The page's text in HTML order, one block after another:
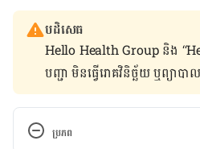
បដិសេធ
Hello Health Group និង
បញ្ជា មិន​ធ្វើ​រោគវិនិច្ឆ័យ ឬ​ព្យាប
ប្រភព